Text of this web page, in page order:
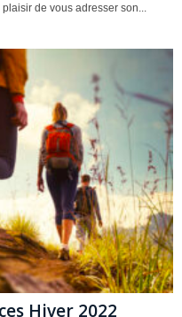
de vous adresser son...
Hiver 2022